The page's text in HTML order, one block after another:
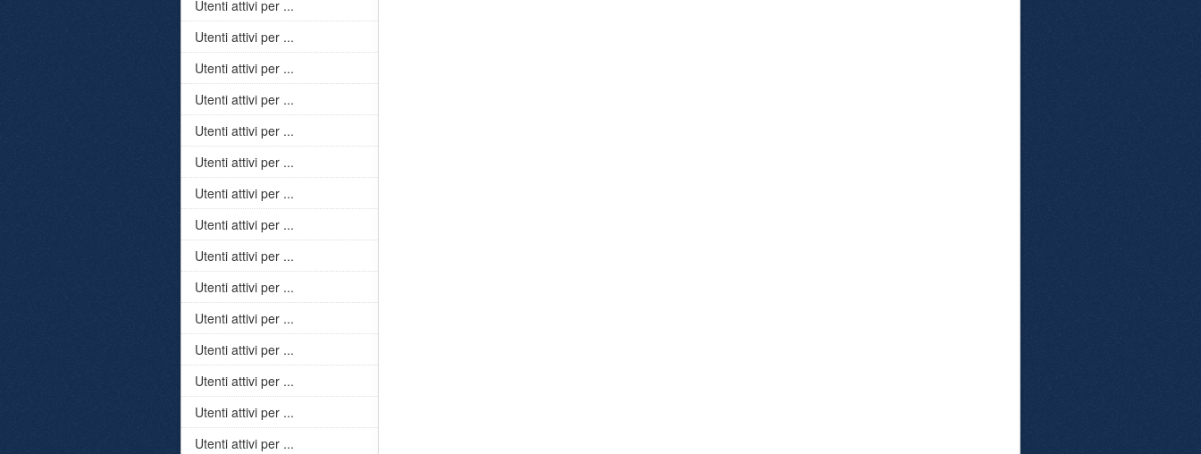
Utenti attivi per ...
Utenti attivi per ...
Utenti attivi per ...
Utenti attivi per ...
Utenti attivi per ...
Utenti attivi per ...
Utenti attivi per ...
Utenti attivi per ...
Utenti attivi per ...
Utenti attivi per ...
Utenti attivi per ...
Utenti attivi per ...
Utenti attivi per ...
Utenti attivi per ...
Utenti attivi per ...